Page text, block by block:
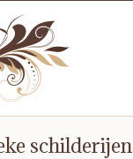
schilderijen